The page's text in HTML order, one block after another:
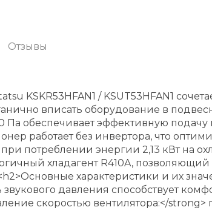
Отзывы
KSKR53HFAN1 / KSUT53HFAN1
вписать оборудование в
обеспечивает эффективную
работает без инвертора, что
при потреблении энергии 2,13 кВт на
хладагент R410A,
характеристики и их
давления способствует
скоростью вентилятора:</